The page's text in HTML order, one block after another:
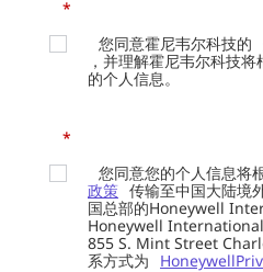
*
您同意霍尼韦尔科技的
，并理解霍尼韦尔科技将
的个人信息。
*
您同意您的个人信息将
政策 传输至中国大陆境
国总部的Honeywell
Honeywell
855 S. Mint Street
系方式为